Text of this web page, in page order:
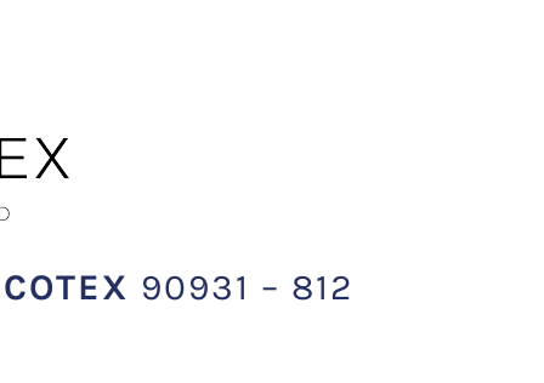
90931 – 812